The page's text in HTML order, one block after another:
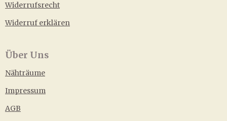
Widerrufsrecht
Widerruf erklären
Über Uns
Nähträume
Impressum
AGB